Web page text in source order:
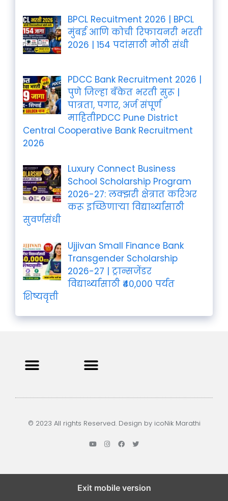
BPCL Recuitment 2026 | BPCL
मुंबई आणि कोची रिफायनरी भरती
2026 | 154 पदांसाठी मोठी संधी
PDCC Bank Recruitment 2026 |
पुणे जिल्हा बँकेत भरती सुरू |
पात्रता, पगार, अर्ज संपूर्ण
माहितीPDCC Pune District
Central Cooperative Bank Recruitment
2026
Luxury Connect Business
School Scholarship Program
2026-27: लक्झरी क्षेत्रात करिअर
करू इच्छिणाऱ्या विद्यार्थ्यांसाठी
सुवर्णसंधी
Ujjivan Small Finance Bank
Transgender Scholarship
2026-27 | ट्रान्सजेंडर
विद्यार्थ्यांसाठी ₹40,000 पर्यंत
शिष्यवृत्ती
© 2023 All rights Reserved. Design by icoNik Marathi
Exit mobile version